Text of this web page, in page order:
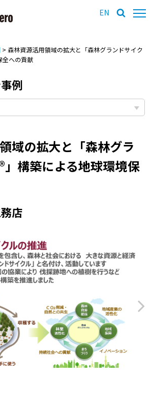
EN
> 森林資源活用領域の拡大と「森林グランドサイク
全への貢献
例
域の拡大と「森林グラ
」構築による地球環境保
店